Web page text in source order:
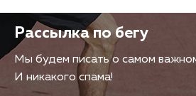
Рассылка по бегу
Мы будем писать о самом
И никакого спама!